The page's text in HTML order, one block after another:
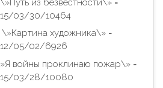
03/30/10464
\»Картина художника\» =
05/02/6926
войны проклинаю пожар\» =
03/28/10080